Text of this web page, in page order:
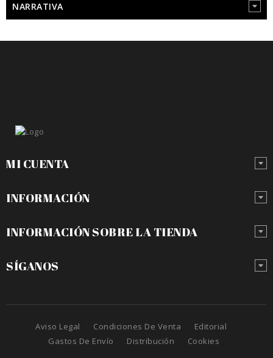
NARRATIVA
MI CUENTA
INFORMACIÓN
INFORMACIÓN SOBRE LA TIENDA
SÍGANOS
Aviso Legal Condiciones De Venta
Editorial
Gastos De Envío
Distribución
Cookies